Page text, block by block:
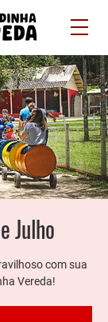
Julho
com sua
Vereda!